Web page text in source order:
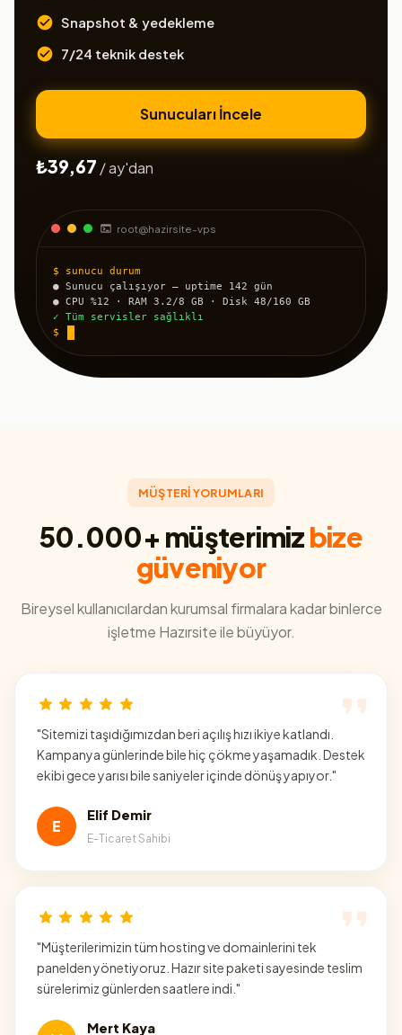
root@hazirsite-vps
$ sunucu durum
● Sunucu çalışıyor — uptime 142 gün
● CPU %12 · RAM 3.2/8 GB · Disk 48/160 GB
✓ Tüm servisler sağlıklı
$
Snapshot & yedekleme
7/24 teknik destek
Sunucuları İncele
₺39,67 / ay'dan
MÜŞTERİ YORUMLARI
50.000+ müşterimizbize
güveniyor
Bireysel kullanıcılardan kurumsal firmalara kadar binlerce
işletme Hazırsite ile büyüyor.
"Sitemizi taşıdığımızdan beri açılış hızı ikiye katlandı.
Kampanya günlerinde bile hiç çökme yaşamadık. Destek
ekibi gece yarısı bile saniyeler içinde dönüş yapıyor."
E
Elif Demir
E-Ticaret Sahibi
"Müşterilerimizin tüm hosting ve domainlerini tek
panelden yönetiyoruz. Hazır site paketi sayesinde teslim
sürelerimiz günlerden saatlere indi. "
Mert Kaya